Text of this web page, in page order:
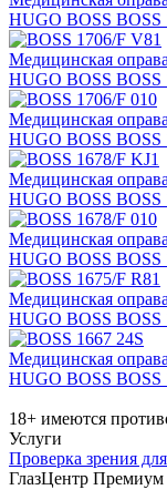
HUGO BOSS BOSS
Медицинская оправа
HUGO BOSS BOSS
Медицинская оправа
HUGO BOSS BOSS
Медицинская оправа
HUGO BOSS BOSS
Медицинская оправа
HUGO BOSS BOSS
Медицинская оправа
HUGO BOSS BOSS
Медицинская оправа
HUGO BOSS BOSS
18+ имеются
Услуги
Проверка зрения
ГлазЦентр Премиум